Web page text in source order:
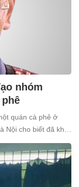
nhóm
quán cà phê ở
Nội cho biết đã khởi
trú tại xã Ô
công cộng”.